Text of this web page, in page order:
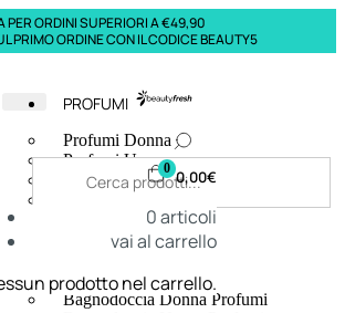
PER ORDINI SUPERIORI A €49,90
PRIMO ORDINE CON IL CODICE BEAUTY5
PROFUMI
Profumi Donna
Profumi Uomo
Deodoranti Donna
Corpo Donna
Corpo Uomo
Creme Mani
Bagnodoccia Donna Profumi
0 0,00€
0articoli
vai al carrello
prodotto nel carrello.